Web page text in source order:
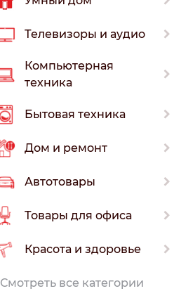
Телевизоры и аудио
Компьютерная
техника
Бытовая техника
Дом и ремонт
Автотовары
Товары для офиса
Красота и здоровье
Смотреть все категории